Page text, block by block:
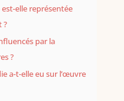
elle représentée
?
par la
?
a-t-elle eu sur l’œuvre